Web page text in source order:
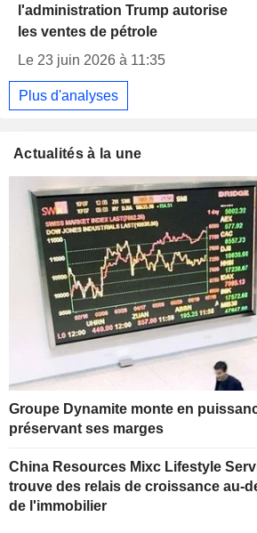
l'administration Trump autorise
les ventes de pétrole
Le 23 juin 2026 à 11:35
Plus d'analyses
Actualités à la une
Groupe Dynamite monte en
préservant ses marges
China Resources Mixc Lifestyle
trouve des relais de croissance au-
de l'immobilier